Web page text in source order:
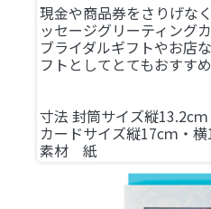
現金や商品券をさりげな
ッセージグリーティングカ
ブライダルギフトやお店
フトとしてとてもおすす
寸法 封筒サイズ縦13.2c
カードサイズ縦17cｍ・
素材 紙